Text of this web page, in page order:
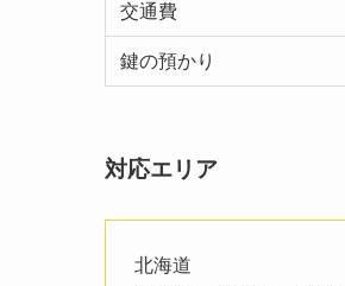
交通費
鍵の預かり
対応エリア
北海道